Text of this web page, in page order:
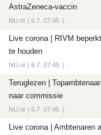
AstraZeneca-vaccin
NU.nl 6.7. 07:45 ··
Live corona | RIVM
te houden
NU.nl 6.7. 07:45 ··
Teruglezen |
naar commissie
NU.nl 6.7. 07:45 ··
Live corona | Ambtenaren